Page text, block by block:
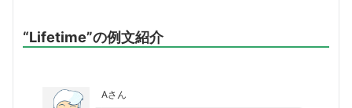
“Lifetime”の例文紹介
Aさん